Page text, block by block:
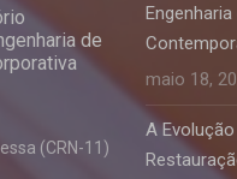
de
(CRN-11)
maio 18,
A